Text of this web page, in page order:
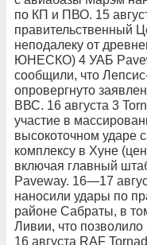
по КП и ПВО. 15
правительственный
неподалеку от
ЮНЕСКО) 4 УАБ
сообщили, что
опровергнуто
ВВС. 16 августа 3
участие в
высокоточном ударе
комплексу в Хуне
включая главный
Paveway. 16—17
наносили удары по
районе Сабраты, в
Ливии, что
16 августа RAF